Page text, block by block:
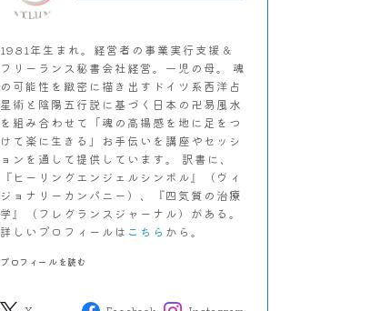
1981年生まれ。経営者の事業実行支援＆
フリーランス秘書会社経営。一児の母。 魂
の可能性を緻密に描き出すドイツ系西洋占
星術と陰陽五行説に基づく日本の卍易風水
を組み合わせて「魂の高揚感を地に足をつ
けて楽に生きる」お手伝いを講座やセッシ
ョンを通して提供しています。 訳書に、
『ヒーリングエンジェルシンボル』（ヴィ
ジョナリーカンパニー）、『四気質の治療
学』（フレグランスジャーナル）がある。
詳しいプロフィールは こちら から。
プロフィールを読む